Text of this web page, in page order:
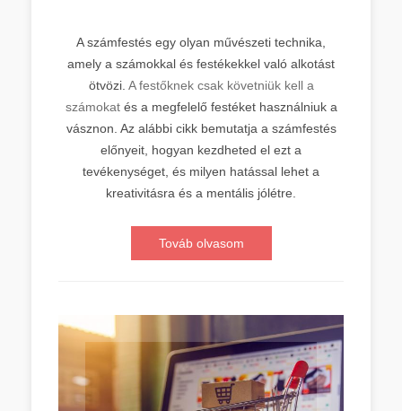
A számfestés egy olyan művészeti technika,
amely a számokkal és festékekkel való alkotást
ötvözi. A festőknek csak követniük kell a
számokatés a megfelelő festéket használniuk a
vásznon. Az alábbi cikk bemutatja a számfestés
előnyeit, hogyan kezdheted el ezt a
tevékenységet, és milyen hatással lehet a
kreativitásra és a mentális jólétre.
Továb olvasom